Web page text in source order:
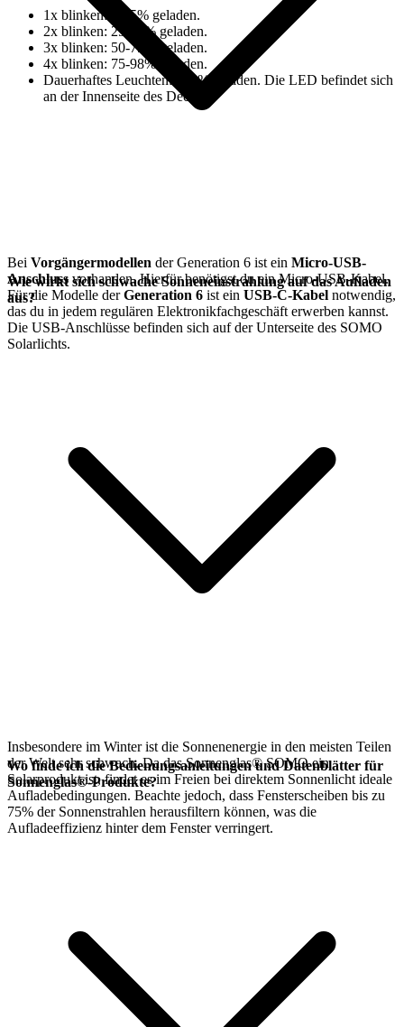
1x blinken: 0-25% geladen.
2x blinken: 25-50% geladen.
3x blinken: 50-75% geladen.
4x blinken: 75-98% geladen.
⁠Dauerhaftes Leuchten: 100% geladen. Die LED befindet sich
an der Innenseite des Deckels.
Bei Vorgängermodellen der Generation 6 ist ein Micro-USB-
Anschluss vorhanden. Hierfür benötigst du ein Micro-USB-Kabel.
Für die Modelle derGeneration 6 ist ein USB-C-Kabel notwendig,
das du in jedem regulären Elektronikfachgeschäft erwerben kannst.
Die USB-Anschlüsse befinden sich auf der Unterseite des SOMO
Solarlichts.
Wie wirkt sich schwache Sonneneinstrahlung auf das Aufladen
aus?
Insbesondere im Winter ist die Sonnenenergie in den meisten Teilen
der Welt sehr schwach. Da das Sonnenglas® SOMO ein
Solarprodukt ist, findet es im Freien bei direktem Sonnenlicht ideale
Aufladebedingungen. Beachte jedoch, dass Fensterscheiben bis zu
75% der Sonnenstrahlen herausfiltern können, was die
Aufladeeffizienz hinter dem Fenster verringert.
Wo finde ich die Bedienungsanleitungen und Datenblätter für
Sonnenglas®-Produkte?